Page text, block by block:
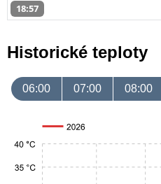
18:57
Historické teploty
06:00 07:00 08:00